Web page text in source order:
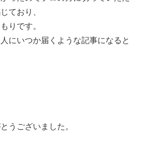
ており、
りです。
にいつか届くような記事になると
うございました。